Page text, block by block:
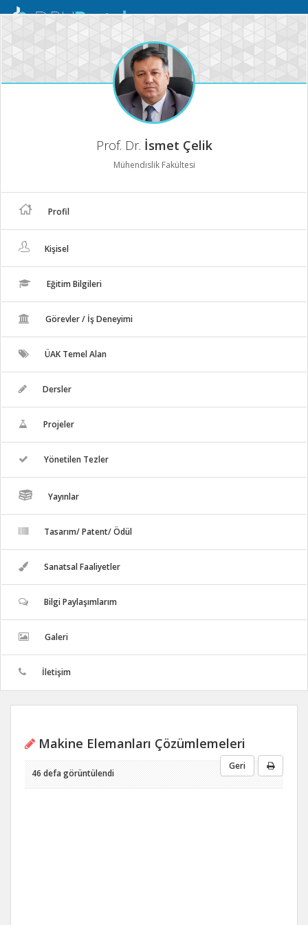
Mobil
Prof. Dr. İsmet Çelik
Mühendislik Fakültesi
Profil
Kişisel
Eğitim Bilgileri
Görevler / İş Deneyimi
ÜAK Temel Alan
Dersler
Projeler
Yönetilen Tezler
Yayınlar
Tasarım/ Patent/ Ödül
Sanatsal Faaliyetler
Bilgi Paylaşımlarım
Galeri
İletişim
Makine Elemanları Çözümlemeleri
Geri
46 defa görüntülendi